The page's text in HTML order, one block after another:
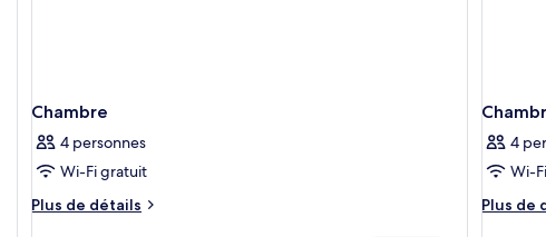
Chambre
4 personnes
Wi-Fi gratuit
Plus de détails
Plus
4
Wi-
Plus de
Plus